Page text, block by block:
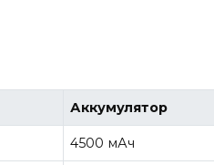
Аккумулятор
4500 мАч